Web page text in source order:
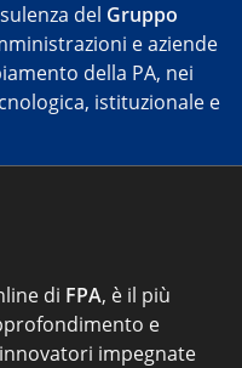
del Gruppo
e aziende
della PA, nei
istituzionale e
di FPA, è il più
e
impegnate